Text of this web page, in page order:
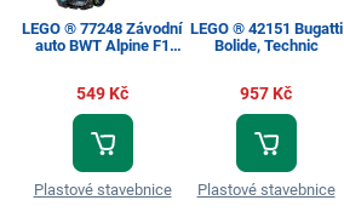
LEGO ® 77248 Závodní
auto BWT Alpine F1
549 Kč
Plastové stavebnice
LEGO ® 42151 Bugatti
Bolide, Technic
957 Kč
Plastové stavebnice